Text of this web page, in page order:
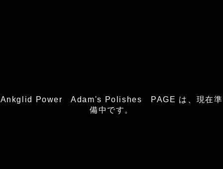
Ankglid Power Adam's Polishes PAGE は、現在準
備中です。